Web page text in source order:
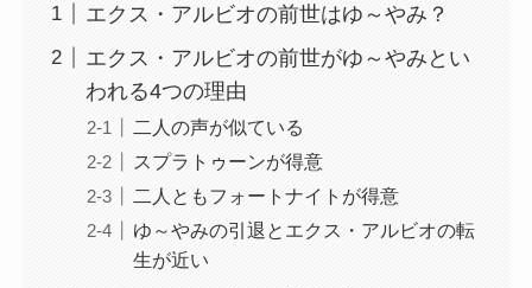
エクス・アルビオの前世はゆ～やみ？
エクス・アルビオの前世がゆ～やみとい
われる4つの理由
二人の声が似ている
スプラトゥーンが得意
二人ともフォートナイトが得意
ゆ～やみの引退とエクス・アルビオの転
生が近い